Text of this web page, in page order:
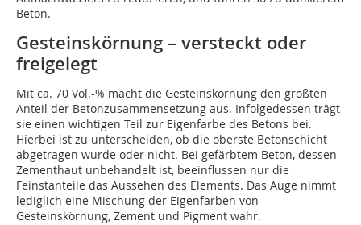
Beton.
Gesteinskörnung – versteckt oder
freigelegt
Mit ca. 70 Vol.-% macht die Gesteinskörnung den größten
Anteil der Betonzusammensetzung aus. Infolgedessen trägt
sie einen wichtigen Teil zur Eigenfarbe des Betons bei.
Hierbei ist zu unterscheiden, ob die oberste Betonschicht
abgetragen wurde oder nicht. Bei gefärbtem Beton, dessen
Zementhaut unbehandelt ist, beeinflussen nur die
Feinstanteile das Aussehen des Elements. Das Auge nimmt
lediglich eine Mischung der Eigenfarben von
Gesteinskörnung, Zement und Pigment wahr.